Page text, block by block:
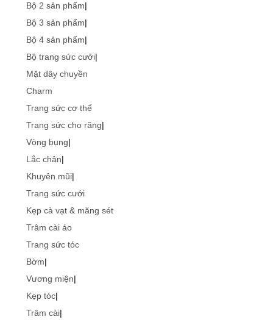
Bộ 2 sản phẩm|
Bộ 3 sản phẩm|
Bộ 4 sản phẩm|
Bộ trang sức cưới|
Mặt dây chuyền
Charm
Trang sức cơ thể
Trang sức cho răng|
Vòng bụng|
Lắc chân|
Khuyên mũi|
Trang sức cưới
Kẹp cà vạt & măng sét
Trâm cài áo
Trang sức tóc
Bờm|
Vương miện|
Kẹp tóc|
Trâm cài|